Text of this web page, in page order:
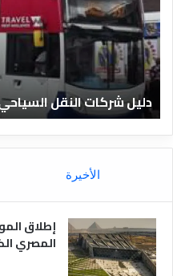
ا
ل
ف
ن
ق
ا
ل
ر
ة
دليل الفنادق المصرية
الأخيرة
إطلاق
المصري